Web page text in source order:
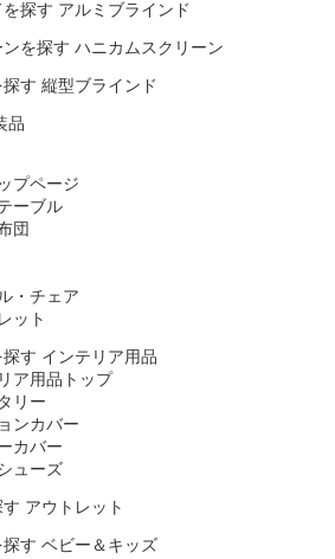
アルミブラインド
ハニカムスクリーン
縦型ブラインド
品
プページ
ーブル
団
・チェア
ット
インテリア用品
ア用品トップ
リー
ンカバー
カバー
ューズ
アウトレット
ベビー＆キッズ